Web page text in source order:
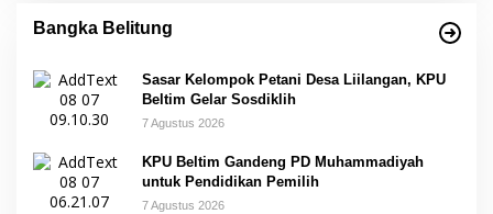
Bangka Belitung
Sasar Kelompok Petani Desa Liilangan, KPU
Beltim Gelar Sosdiklih
7 Agustus 2026
KPU Beltim Gandeng PD Muhammadiyah
untuk Pendidikan Pemilih
7 Agustus 2026